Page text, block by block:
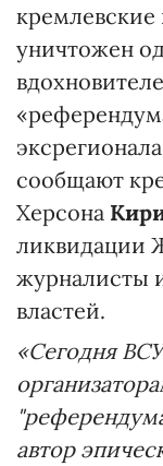
кремлевские
уничтожен
эксрегионала
сообщают
Херсона
ликвидации
журналисты
властей.
«Сегодня
автор